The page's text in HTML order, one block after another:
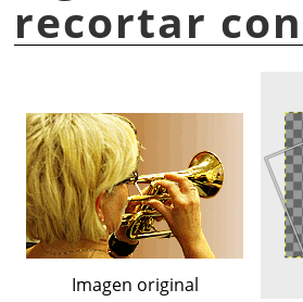
recortar
Imagen original